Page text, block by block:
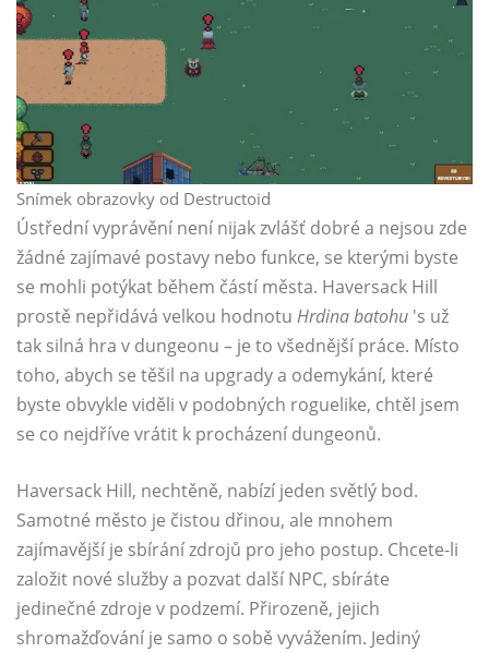
Snímek obrazovky od Destructoid
Ústřední vyprávění není nijak zvlášť dobré a nejsou zde
žádné zajímavé postavy nebo funkce, se kterými byste
se mohli potýkat během částí města. Haversack Hill
prostě nepřidává velkou hodnotu Hrdina batohu 's už
tak silná hra v dungeonu – je to všednější práce. Místo
toho, abych se těšil na upgrady a odemykání, které
byste obvykle viděli v podobných roguelike, chtěl jsem
se co nejdříve vrátit k procházení dungeonů.
Haversack Hill, nechtěně, nabízí jeden světlý bod.
Samotné město je čistou dřinou, ale mnohem
zajímavější je sbírání zdrojů pro jeho postup. Chcete-li
založit nové služby a pozvat další NPC, sbíráte
jedinečné zdroje v podzemí. Přirozeně, jejich
shromažďování je samo o sobě vyvážením. Jediný